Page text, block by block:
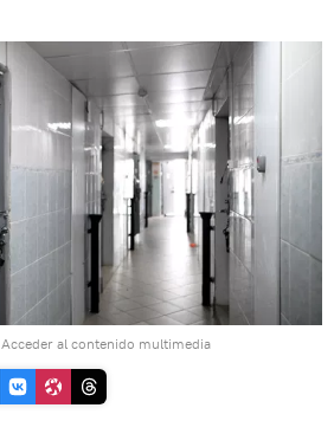
Acceder al contenido multimedia